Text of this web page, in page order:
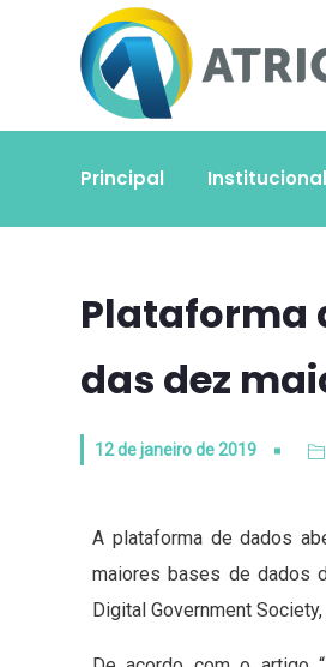
Principal Institucional
Plataforma
das dez
12 de janeiro de 2019
A plataforma de dados
maiores bases de dados
Digital Government